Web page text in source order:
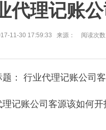
代理记账
11-30 17:59:33 来源： 阅读次数
题： 行业代理记账公司
理记账公司客源该如何